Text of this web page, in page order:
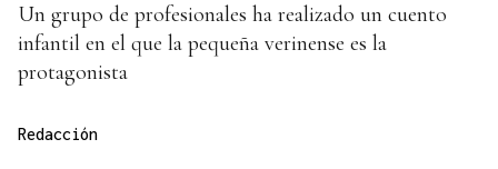
Un grupo de profesionales ha realizado un cuento
infantil en el que la pequeña verinense es la
protagonista
Redacción